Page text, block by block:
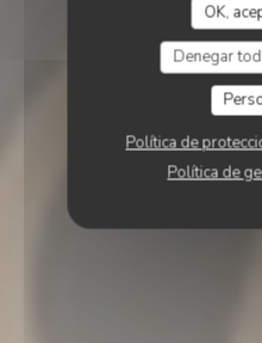
OK,
Denegar
Política de
Política de